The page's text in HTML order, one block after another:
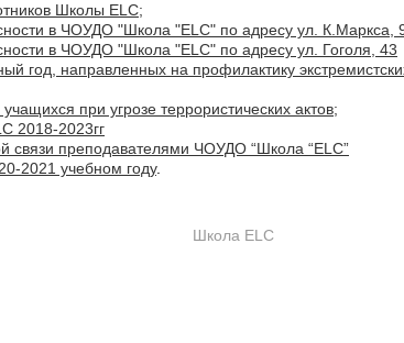
Школы ELC;
в ЧОУДО "Школа "ELC" по адресу ул. К.Маркса,
в ЧОУДО "Школа "ELC" по адресу ул. Гоголя, 43
год, направленных на профилактику
при угрозе террористических актов;
2018-2023гг
связи преподавателями ЧОУДО “Школа “ELC”
2021 учебном году.
Школа ELC